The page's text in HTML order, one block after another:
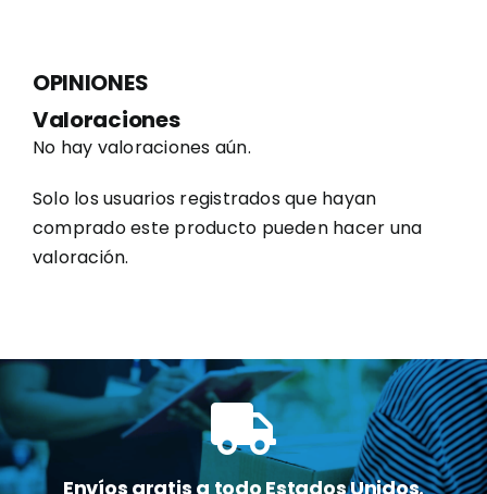
OPINIONES
Valoraciones
No hay valoraciones aún.
Solo los usuarios registrados que hayan
comprado este producto pueden hacer una
valoración.
Envíos gratis a todo Estados Unidos.